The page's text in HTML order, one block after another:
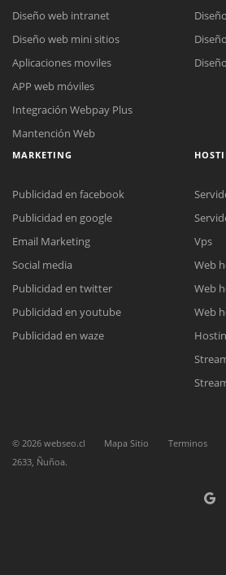
Reunión
Nuestros ejecutivos le enviarán un correo
Meet para la reunión
Cotización
Complete el formulario y nos
Chat Online
para enviarnos un correo electrónico
Diseño web intranet
Diseño web mini sitios
Aplicaciones moviles
APP web móviles
Integración Webpay Plus
Mantención Web
MARKETING
Publicidad en facebook
Publicidad en google
Email Marketing
Social media
Publicidad en twitter
Publicidad en youtube
Publicidad en waze
Vps
Web
Web
Web
© 2026 webseo.cl Mapa Sitio Terminos
2633, Ñuñoa.